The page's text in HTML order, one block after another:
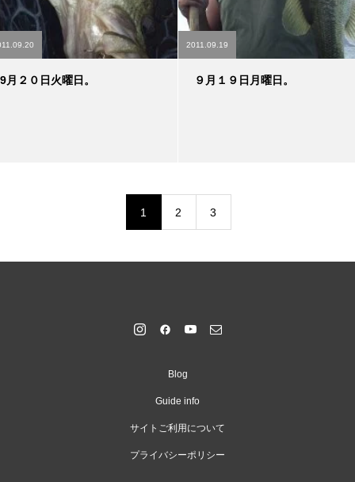
9月２０日火曜日。
2011.09.19
９月１９日月曜日。
1 2 3
Blog
Guide info
サイトご利用について
プライバシーポリシー